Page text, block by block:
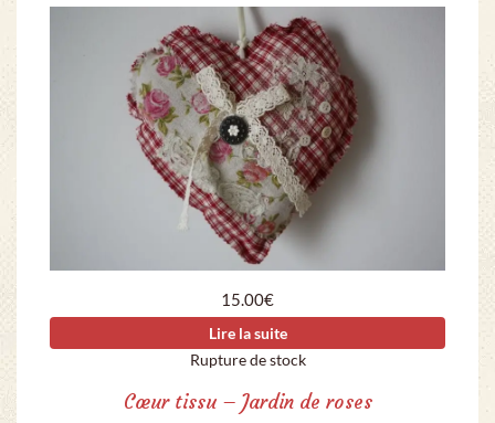
15.00€
Lire la suite
Rupture de stock
Cœur tissu – Jardin de roses